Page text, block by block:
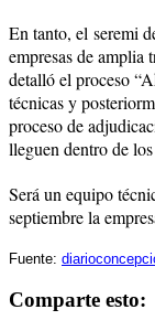
En tanto, el seremi
empresas de
detalló el proceso
técnicas y
proceso de
lleguen dentro de
Será un equipo
septiembre la
Fuente:
Comparte esto: